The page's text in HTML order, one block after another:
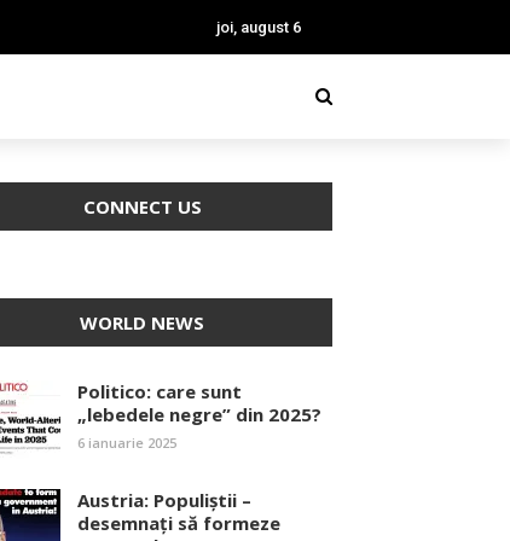
joi, august 6
CONNECT US
WORLD NEWS
Politico: care sunt
„lebedele negre” din 2025?
6 ianuarie 2025
Austria: Populiștii –
desemnați să formeze